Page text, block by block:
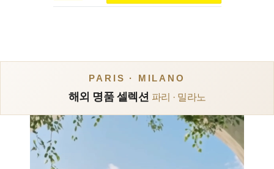
PARIS · MILANO
해외 명품 셀렉션 파리 · 밀라노